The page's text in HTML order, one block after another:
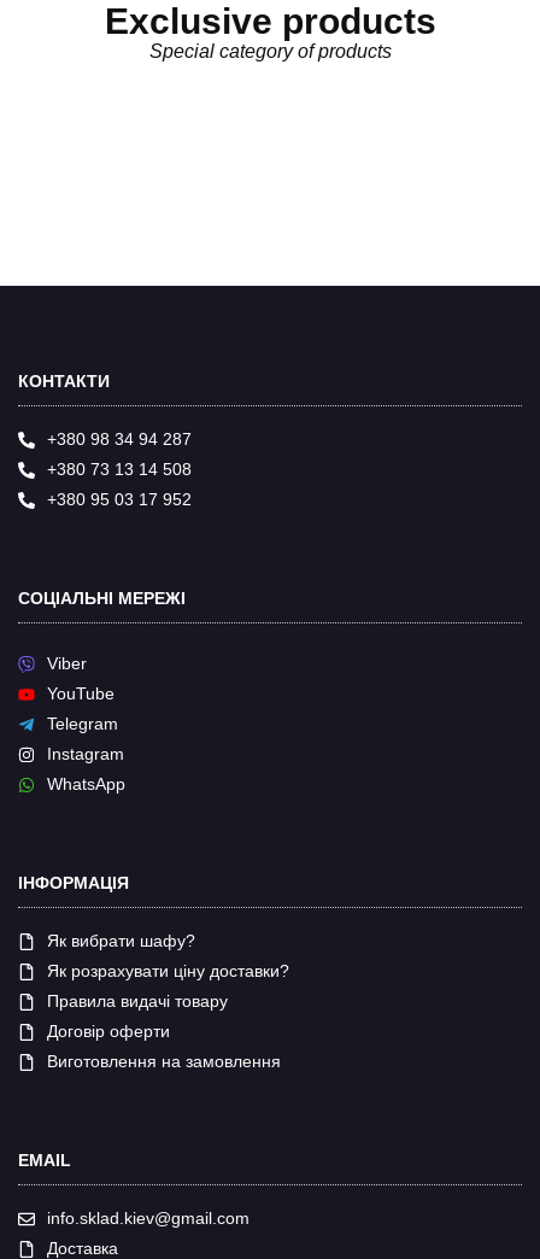
Exclusive products
Special category of products
КОНТАКТИ
+380 98 34 94 287
+380 73 13 14 508
+380 95 03 17 952
СОЦІАЛЬНІ МЕРЕЖІ
Viber
YouTube
Telegram
Instagram
WhatsApp
ІНФОРМАЦІЯ
Як вибрати шафу?
Як розрахувати ціну доставки?
Правила видачі товару
Договір оферти
Виготовлення на замовлення
EMAIL
info.sklad.kiev@gmail.com
Доставка